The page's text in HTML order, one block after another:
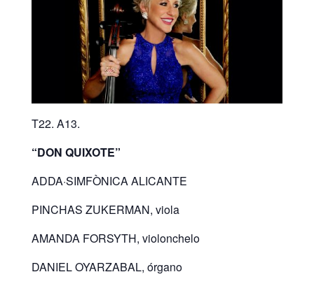
T22. A13.
“DON QUIXOTE”
ADDA·SIMFÒNICA ALICANTE
PINCHAS ZUKERMAN, viola
AMANDA FORSYTH, violonchelo
DANIEL OYARZABAL, órgano